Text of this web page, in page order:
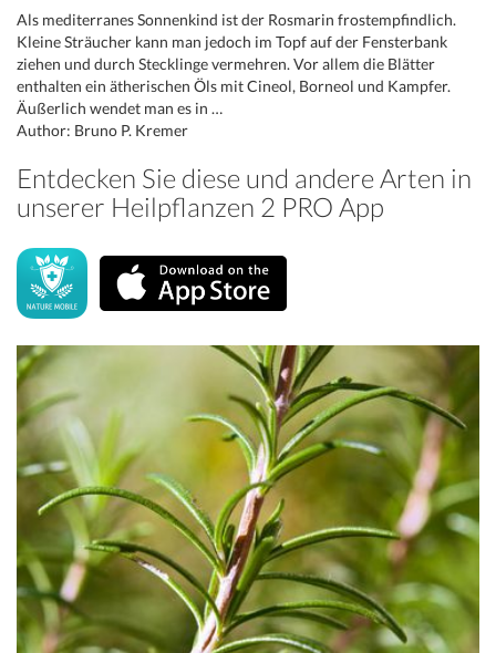
Als mediterranes Sonnenkind ist der Rosmarin frostempfindlich.
Kleine Sträucher kann man jedoch im Topf auf der Fensterbank
ziehen und durch Stecklinge vermehren. Vor allem die Blätter
enthalten ein ätherischen Öls mit Cineol, Borneol und Kampfer.
Äußerlich wendet man es in …
Author: Bruno P. Kremer
Entdecken Sie diese und andere Arten in
unserer Heilpflanzen 2 PRO App